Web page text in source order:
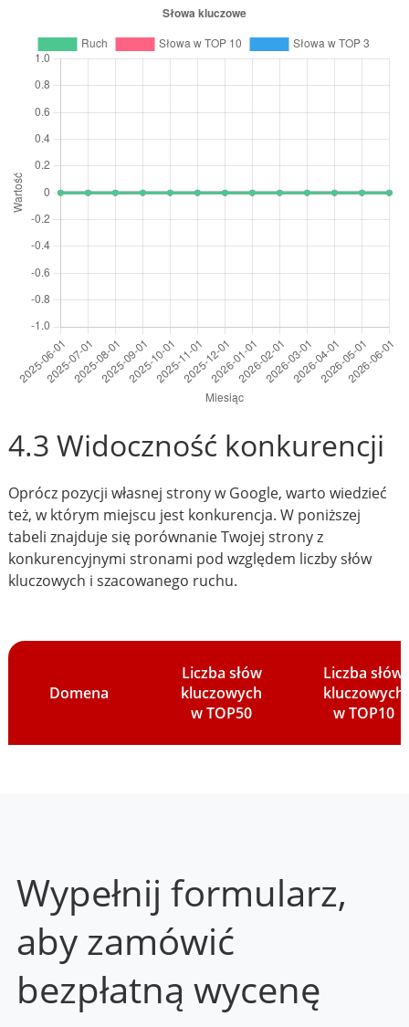
4.3 Widoczność konkurencji
Oprócz pozycji własnej strony w Google, warto wiedzieć
też, w którym miejscu jest konkurencja. W poniższej
tabeli znajduje się porównanie Twojej strony z
konkurencyjnymi stronami pod względem liczby słów
kluczowych i szacowanego ruchu.
Domena
Liczba słów
kluczowych
w TOP50
Liczba słów
kluczowych
w TOP10
Wypełnij formularz,
aby zamówić
bezpłatną wycenę